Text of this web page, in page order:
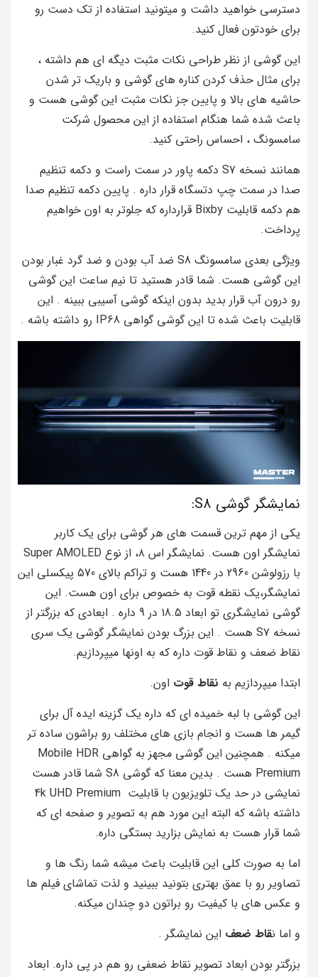
دسترسی خواهید داشت و میتونید استفاده از تک دست رو
برای خودتون فعال کنید.
این گوشی از نظر طراحی نکات مثبت دیگه ای هم داشته ،
برای مثال حذف کردن کناره های گوشی و باریک تر شدن
حاشیه های بالا و پایین جز نکات مثبت این گوشی هست و
باعث شده شما هنگام استفاده از این محصول شرکت
سامسونگ ، احساس راحتی کنید.
همانند نسخه S7 دکمه پاور در سمت راست و دکمه تنظیم
صدا در سمت چپ دتسگاه قرار داره . پایین دکمه تنظیم صدا
هم دکمه قابلیت Bixby قرارداره که جلوتر به اون خواهیم
پرداخت.
ویژگی بعدی سامسونگ S8 ضد آب بودن و ضد گرد غبار بودن
این گوشی هست. شما قادر هستید تا نیم ساعت این گوشی
رو درون آب قرار بدید بدون اینکه گوشی آسیبی ببینه . این
قابلیت باعث شده تا این گوشی گواهی IP68 رو داشته باشه .
نمایشگر گوشی S8:
یکی از مهم ترین قسمت های هر گوشی برای یک کاربر
نمایشگر اون هست. نمایشگر اس ۸، از نوع Super AMOLED
با رزولوشن 2960 در 1440 هست و تراکم بالای 570 پیکسلی این
نمایشگر،یک نقطه قوت به خصوص برای اون هست. این
گوشی نمایشگری تو ابعاد 18.5 در 9 داره . ابعادی که بزرگتر از
نسخه S7 هست . این بزرگ بودن نمایشگر گوشی یک سری
نقاط ضعف و نقاط قوت داره که به اونها میپردازیم.
ابتدا میپردازیم به نقاط قوت اون.
این گوشی با لبه خمیده ای که داره یک گزینه ایده آل برای
گیمر ها هست و انجام بازی های مختلف رو براشون ساده تر
میکنه . همچنین این گوشی مجهز به گواهی Mobile HDR
Premium هست . بدین معنا که گوشی S8 شما قادر هست
نمایشی در حد یک تلویزیون با قابلیت 4k UHD Premium
داشته باشه که البته این مورد هم به تصویر و صفحه ای که
شما قرار هست به نمایش بزارید بستگی داره.
اما به صورت کلی این قابلیت باعث میشه شما رنگ ها و
تصاویر رو با عمق بهتری بتونید ببینید و لذت تماشای فیلم ها
و عکس های با کیفیت رو براتون دو چندان میکنه.
و اما نقاط ضعف این نمایشگر .
بزرگتر بودن ابعاد تصویر نقاط ضعفی رو هم در پی داره. ابعاد